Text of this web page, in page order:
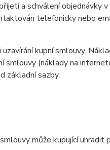
a schválení objednávky
telefonicky nebo
kupní smlouvy.
smlouvy (náklady na
základní sazby.
může kupující uhradit